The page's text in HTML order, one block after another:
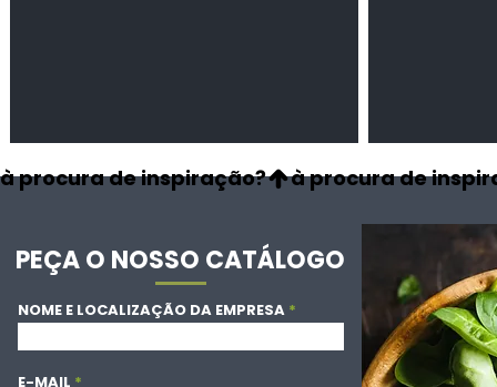
à procura de inspiração?
PEÇA O NOSSO CATÁLOGO
NOME E LOCALIZAÇÃO DA EMPRESA
E-MAIL